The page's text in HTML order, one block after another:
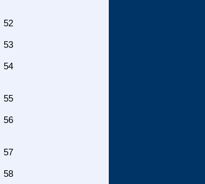
52
53
54
55
56
57
58